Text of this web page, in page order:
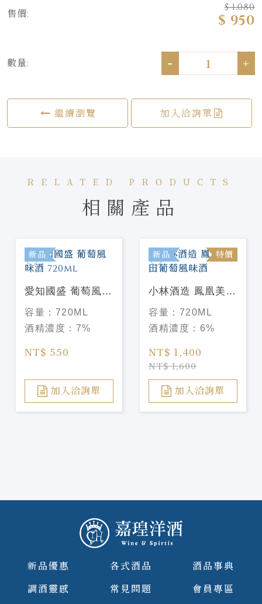
售價:
$ 1,080
$ 950
數量: - +
繼續瀏覽 加入洽詢單
RELATED PRODUCTS
相關產品
新品
愛知國盛 葡萄風味
酒 720ml
容量： 720ML
酒精濃度： 7%
NT$ 550
加入洽詢單
新品 特價
小林酒造 鳳凰美田
葡萄風味酒
容量： 720ML
酒精濃度： 6%
NT$ 1,400
NT$ 1,600
加入洽詢單
新品優惠 各式酒品
酒品事典
調酒靈感
常見問題
會員專區